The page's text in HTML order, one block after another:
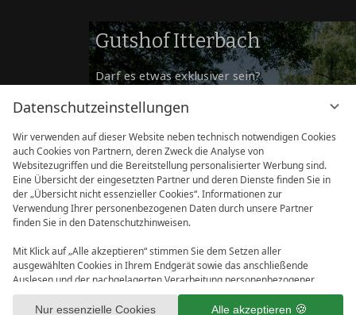
Datenschutzeinstellungen
Wir verwenden auf dieser Website neben technisch notwendigen Cookies
auch Cookies von Partnern, deren Zweck die Analyse von
Websitezugriffen und die Bereitstellung personalisierter Werbung sind.
Eine Übersicht der eingesetzten Partner und deren Dienste finden Sie in
der „Übersicht nicht essenzieller Cookies“. Informationen zur
Verwendung Ihrer personenbezogenen Daten durch unsere Partner
finden Sie in den Datenschutzhinweisen.
Mit Klick auf „Alle akzeptieren“ stimmen Sie dem Setzen aller
ausgewählten Cookies in Ihrem Endgerät sowie das anschließende
Auslesen und der nachgelagerten Verarbeitung personenbezogener
Daten (z.B. Ihrer IP-Adresse) durch uns und unseren Partnern zu. Falls
Sie damit nicht einverstanden sind, klicken Sie bitte auf „Nur essenzielle
Alle akzeptieren
Nur essenzielle Cookies
Gutshof Itterbach
Darf es etwas exklusiver sein?
besonders
privatem Ambiente empfehlen wir den Gutshof
Itterbach.
ZUM GUTSHOF ITTERBACH
IMPRESSUM
DATENSCHUTZ
DATENSCHUTZEINSTELLUNGEN
AGB